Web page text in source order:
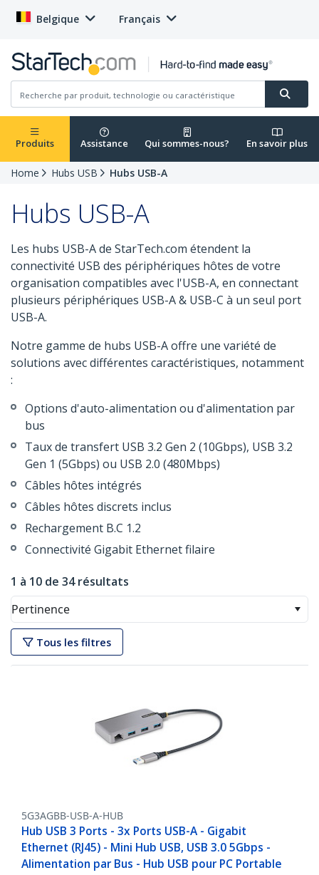
Belgique Français
Produits Assistance Qui sommes-nous? En savoir plus
Home Hubs USB Hubs USB-A
Hubs USB-A
Les hubs USB-A de StarTech.com étendent la
connectivité USB des périphériques hôtes de votre
organisation compatibles avec l'USB-A, en connectant
plusieurs périphériques USB-A & USB-C à un seul port
USB-A.
Notre gamme de hubs USB-A offre une variété de
solutions avec différentes caractéristiques, notamment
:
Options d'auto-alimentation ou d'alimentation par
bus
Taux de transfert USB 3.2 Gen 2 (10Gbps), USB 3.2
Gen 1 (5Gbps) ou USB 2.0 (480Mbps)
Câbles hôtes intégrés
Câbles hôtes discrets inclus
Rechargement B.C 1.2
Connectivité Gigabit Ethernet filaire
1 à 10 de 34 résultats
Pertinence
Tous les filtres
5G3AGBB-USB-A-HUB
Hub USB 3 Ports - 3x Ports USB-A - Gigabit
Ethernet (RJ45) - Mini Hub USB, USB 3.0 5Gbps -
Alimentation par Bus - Hub USB pour PC Portable